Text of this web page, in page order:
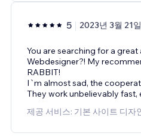
5 2023년 3월 21일
You are searching for a
Webdesigner?! My
RABBIT!
I`m almost sad, the
They work unbelievably fast,
제공 서비스: 기본 사이트 디자